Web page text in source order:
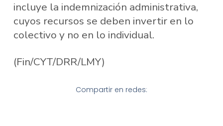
incluye la indemnización administrativa,
cuyos recursos se deben invertir en lo
colectivo y no en lo individual.
(Fin/CYT/DRR/LMY)
Compartir en redes: